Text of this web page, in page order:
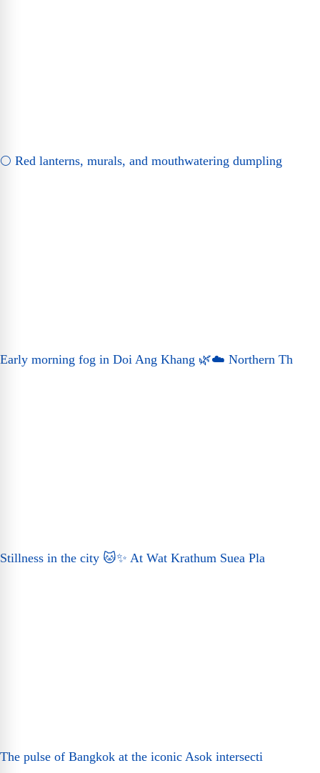
🌕 Red lanterns, murals, and mouthwatering dumpling
Early morning fog in Doi Ang Khang 🌿☁️ Northern Th
Stillness in the city 🐱✨ At Wat Krathum Suea Pla
The pulse of Bangkok at the iconic Asok intersecti